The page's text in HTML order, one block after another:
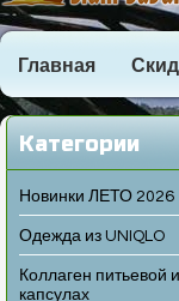
Главная
Категории
Новинки ЛЕТО 2026
Одежда из UNIQLO
Коллаген питьевой
капсулах